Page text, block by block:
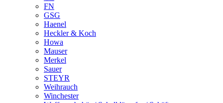
FN
GSG
Haenel
Heckler & Koch
Howa
Mauser
Merkel
Sauer
STEYR
Weihrauch
Winchester